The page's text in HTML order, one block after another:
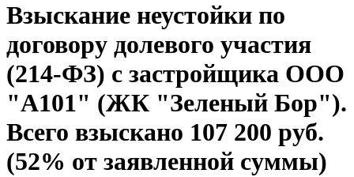
Взыскание неустойки по
договору долевого участия
(214-ФЗ) с застройщика ООО
"А101" (ЖК "Зеленый Бор").
Всего взыскано 107 200 руб.
(52% от заявленной суммы)